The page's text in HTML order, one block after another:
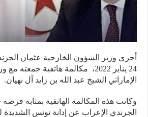
وزير الشؤون الخارجية عثمان الجرندي،
24 يناير 2022، مكالمة هاتفية جمعته مع وزير
الشيخ عبد الله بن زايد آل نهيان.
هذه المكالمة الهاتفية بمثابة فرصة جدد
الإعراب عن إدانة تونس الشديدة